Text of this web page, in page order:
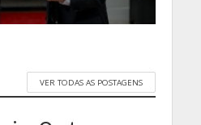
VER TODAS AS POSTAGENS